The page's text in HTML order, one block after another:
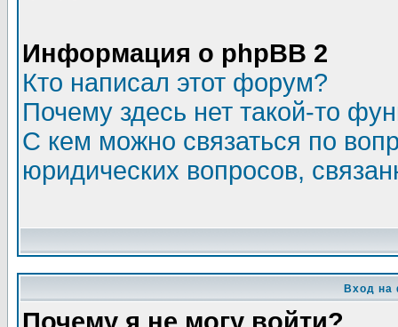
Информация о phpBB 2
Кто написал этот форум?
Почему здесь нет такой-то
С кем можно связаться по
юридических вопросов,
Вход на